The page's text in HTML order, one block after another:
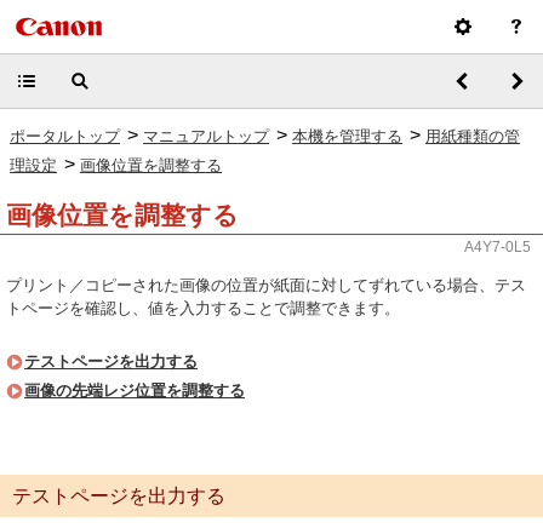
ポータルトップ > マニュアルトップ > 本機を管理する > 用紙種類の管
理設定 > 画像位置を調整する
画像位置を調整する
A4Y7-0L5
プリント／コピーされた画像の位置が紙面に対してずれている場合、テス
トページを確認し、値を入力することで調整できます。
テストページを出力する
画像の先端レジ位置を調整する
テストページを出力する